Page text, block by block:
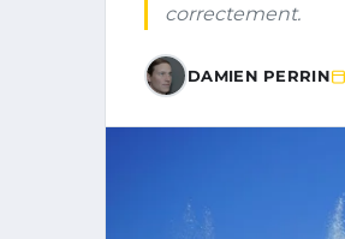
correctement.
DAMIEN PERRIN